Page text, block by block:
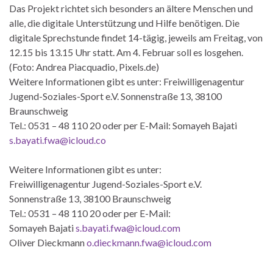
Das Projekt richtet sich besonders an ältere Menschen und
alle, die digitale Unterstützung und Hilfe benötigen. Die
digitale Sprechstunde findet 14-tägig, jeweils am Freitag, von
12.15 bis 13.15 Uhr statt. Am 4. Februar soll es losgehen.
(Foto: Andrea Piacquadio, Pixels.de)
Weitere Informationen gibt es unter: Freiwilligenagentur
Jugend-Soziales-Sport e.V. Sonnenstraße 13, 38100
Braunschweig
Tel.: 0531 – 48 110 20 oder per E-Mail: Somayeh Bajati
s.bayati.fwa@icloud.co
Weitere Informationen gibt es unter:
Freiwilligenagentur Jugend-Soziales-Sport e.V.
Sonnenstraße 13, 38100 Braunschweig
Tel.: 0531 – 48 110 20 oder per E-Mail:
Somayeh Bajatis.bayati.fwa@icloud.com
Oliver Dieckmanno.dieckmann.fwa@icloud.com